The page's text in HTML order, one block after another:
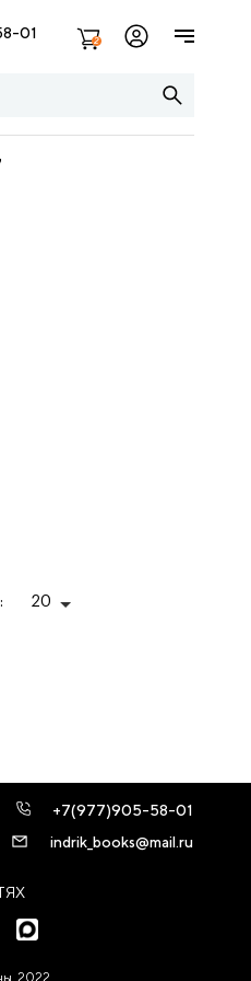
01 2
20
+7(977)905-58-01
indrik_books@mail.ru
2022